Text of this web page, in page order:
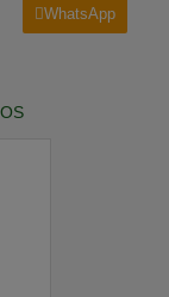
WhatsApp